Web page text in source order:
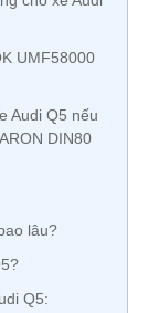
UMF58000
Audi Q5 nếu
DIN80
lâu?
Q5: